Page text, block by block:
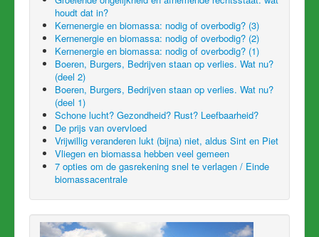
houdt dat in?
Kernenergie en biomassa: nodig of overbodig? (3)
Kernenergie en biomassa: nodig of overbodig? (2)
Kernenergie en biomassa: nodig of overbodig? (1)
Boeren, Burgers, Bedrijven staan op verlies. Wat nu?
(deel 2)
Boeren, Burgers, Bedrijven staan op verlies. Wat nu?
(deel 1)
Schone lucht? Gezondheid? Rust? Leefbaarheid?
De prijs van overvloed
Vrijwillig veranderen lukt (bijna) niet, aldus Sint en Piet
Vliegen en biomassa hebben veel gemeen
7 opties om de gasrekening snel te verlagen / Einde
biomassacentrale